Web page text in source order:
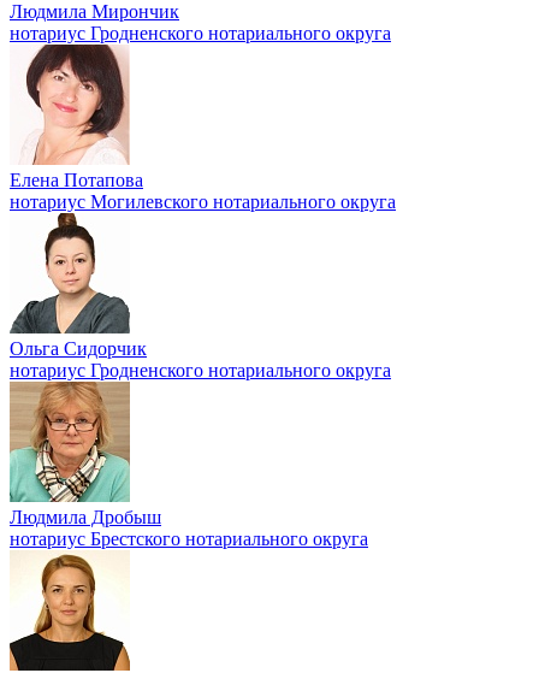
Людмила Мирончик
нотариус Гродненского нотариального округа
Елена Потапова
нотариус Могилевского нотариального округа
Ольга Сидорчик
нотариус Гродненского нотариального округа
Людмила Дробыш
нотариус Брестского нотариального округа